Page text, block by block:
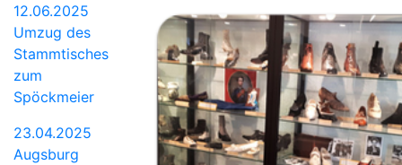
12.06.2025
Umzug des
Stammtisches
zum
Spöckmeier
23.04.2025
Augsburg